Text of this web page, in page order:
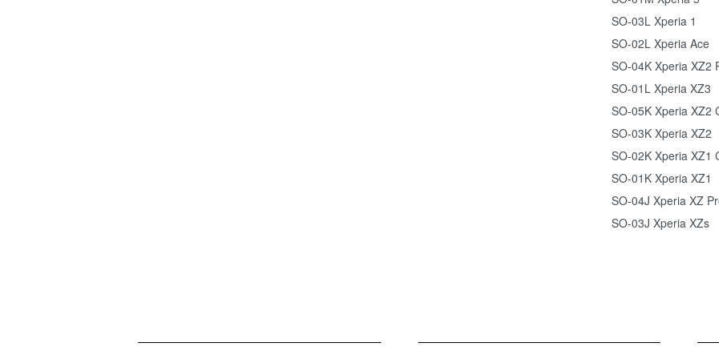
SO-03L Xperia 1
SO-02L Xperia Ace
SO-04K Xperia XZ2
SO-01L Xperia XZ3
SO-05K Xperia XZ2
SO-03K Xperia XZ2
SO-02K Xperia XZ1
SO-01K Xperia XZ1
SO-04J Xperia XZ
SO-03J Xperia XZs